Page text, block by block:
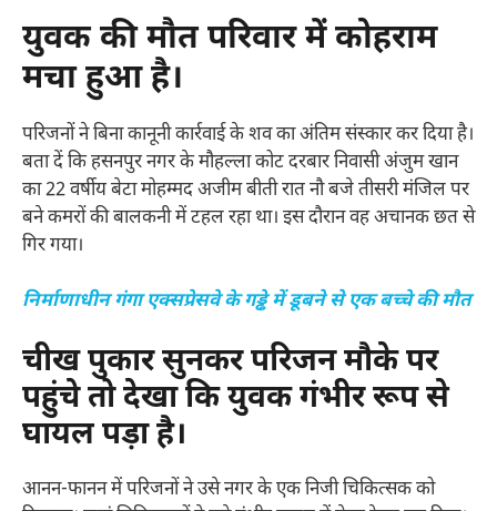
युवक की मौत परिवार में कोहराम
मचा हुआ है।
परिजनों ने बिना कानूनी कार्रवाई के शव का अंतिम संस्कार कर दिया है।
बता दें कि हसनपुर नगर के मौहल्ला कोट दरबार निवासी अंजुम खान
का 22 वर्षीय बेटा मोहम्मद अजीम बीती रात नौ बजे तीसरी मंजिल पर
बने कमरों की बालकनी में टहल रहा था। इस दौरान वह अचानक छत से
गिर गया।
निर्माणाधीन गंगा एक्सप्रेसवे के गड्ढे में डूबने से एक बच्चे की मौत
चीख पुकार सुनकर परिजन मौके पर
पहुंचे तो देखा कि युवक गंभीर रूप से
घायल पड़ा है।
आनन-फानन में परिजनों ने उसे नगर के एक निजी चिकित्सक को